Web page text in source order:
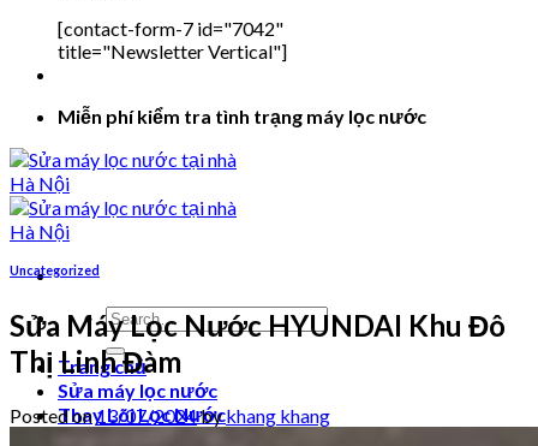
[contact-form-7 id="7042"
title="Newsletter Vertical"]
Miễn phí kiểm tra tình trạng máy lọc nước
Search
for:
Trang chủ
Sửa máy lọc nước
Thay Lõi Lọc Nước
Uncategorized
Sửa Máy Lọc Nước HYUNDAI Khu Đô
Thị Linh Đàm
Posted on13/07/2024bykhang khang